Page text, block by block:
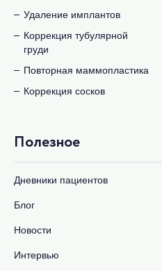
Удаление имплантов
Коррекция тубулярной
груди
Повторная маммопластика
Коррекция сосков
Полезное
Дневники пациентов
Блог
Новости
Интервью